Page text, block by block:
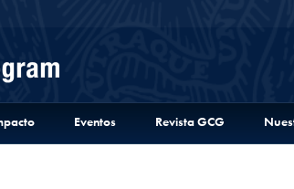
Eventos Revista GCG